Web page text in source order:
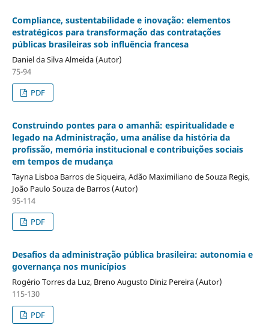
Compliance, sustentabilidade e inovação: elementos
estratégicos para transformação das contratações
públicas brasileiras sob influência francesa
Daniel da Silva Almeida (Autor)
75-94
PDF
Construindo pontes para o amanhã: espiritualidade e
legado na Administração, uma análise da história da
profissão, memória institucional e contribuições sociais
em tempos de mudança
Tayna Lisboa Barros de Siqueira, Adão Maximiliano de Souza Regis,
João Paulo Souza de Barros (Autor)
95-114
PDF
Desafios da administração pública brasileira: autonomia e
governança nos municípios
Rogério Torres da Luz, Breno Augusto Diniz Pereira (Autor)
115-130
PDF